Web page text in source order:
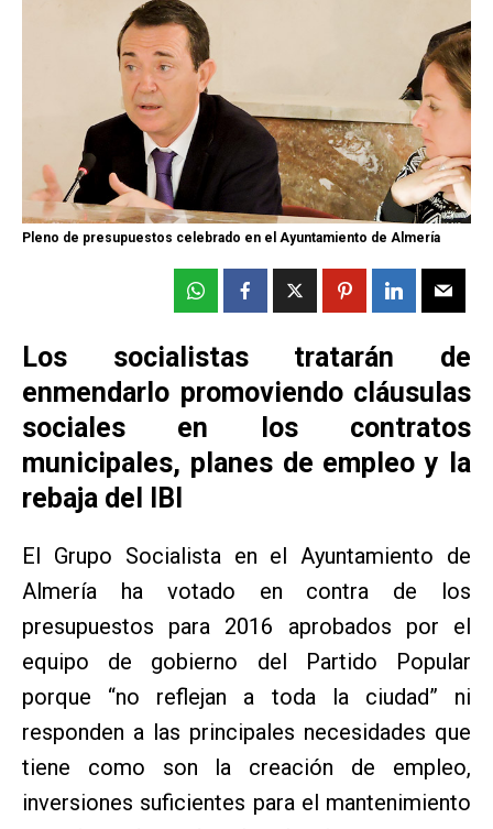
Pleno de presupuestos celebrado en el Ayuntamiento de Almería
Los socialistas tratarán de
enmendarlo promoviendo cláusulas
sociales en los contratos
municipales, planes de empleo y la
rebaja del IBI
El Grupo Socialista en el Ayuntamiento de
Almería ha votado en contra de los
presupuestos para 2016 aprobados por el
equipo de gobierno del Partido Popular
porque “no reflejan a toda la ciudad” ni
responden a las principales necesidades que
tiene como son la creación de empleo,
inversiones suficientes para el mantenimiento